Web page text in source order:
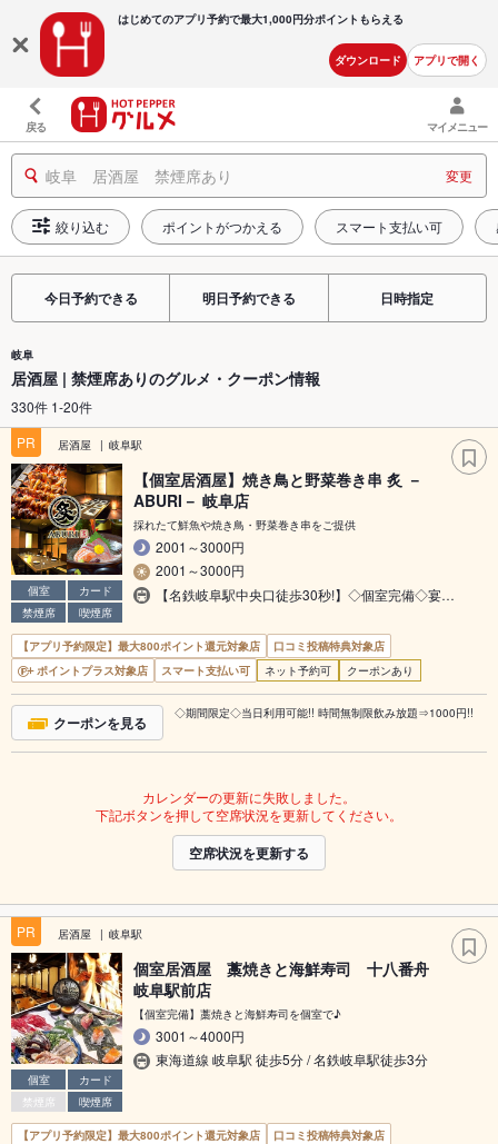
はじめてのアプリ予約で最大1,000円分ポイントもらえる
ダウンロード アプリで開く
戻る マイメニュー
岐阜 居酒屋 禁煙席あり 変更
絞り込む ポイントがつかえる スマート支払い可
今日予約できる 明日予約できる 日時指定
岐阜
居酒屋 | 禁煙席ありのグルメ・クーポン情報
330件 1-20件
PR
居酒屋 岐阜駅
個室
カード
禁煙席
喫煙席
【個室居酒屋】焼き鳥と野菜巻き串 炙 －
ABURI－ 岐阜店
採れたて鮮魚や焼き鳥・野菜巻き串をご提供
2001～3000円
2001～3000円
【名鉄岐阜駅中央口徒歩30秒!】◇個室完備◇宴…
【アプリ予約限定】最大800ポイント還元対象店
口コミ投稿特典対象店
ポイントプラス対象店
スマート支払い可 ネット予約可 クーポンあり
クーポンを見る ◇期間限定◇当日利用可能!! 時間無制限飲み放題⇒1000円!!
カレンダーの更新に失敗しました。
下記ボタンを押して空席状況を更新してください。
空席状況を更新する
PR 居酒屋 岐阜駅
個室
カード
禁煙席
喫煙席
個室居酒屋 藁焼きと海鮮寿司 十八番舟
岐阜駅前店
【個室完備】藁焼きと海鮮寿司を個室で♪
3001～4000円
東海道線 岐阜駅 徒歩5分 / 名鉄岐阜駅徒歩3分
【アプリ予約限定】最大800ポイント還元対象店
口コミ投稿特典対象店